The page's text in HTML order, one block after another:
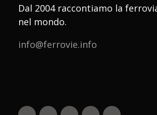
Dal 2004 raccontiamo la
nel mondo.
info@ferrovie.info